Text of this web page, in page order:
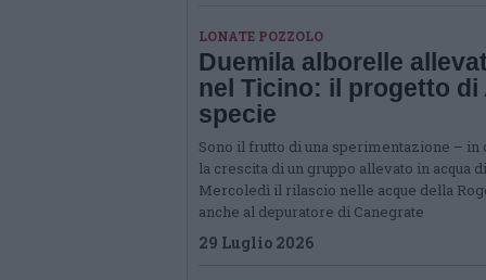
LONATE POZZOLO
Duemila alborelle
nel Ticino: il progetto di
specie
Sono il frutto di una sperimentazione –
la crescita di un gruppo allevato in acqua
Mercoledì il rilascio nelle acque della
anche al depuratore di Canegrate
29 Luglio 2026